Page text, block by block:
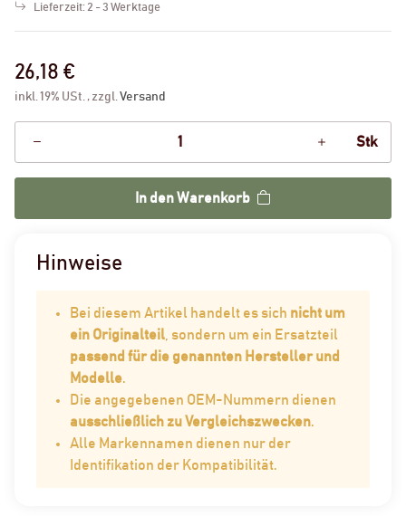
Lieferzeit: 2 - 3 Werktage
26,18 €
inkl. 19% USt. , zzgl. Versand
Stk
In den Warenkorb
Hinweise
Bei diesem Artikel handelt es sich nicht um
ein Originalteil , sondern um ein Ersatzteil
passend für die genannten Hersteller und
Modelle.
Die angegebenen OEM-Nummern dienen
ausschließlich zu Vergleichszwecken.
Alle Markennamen dienen nur der
Identifikation der Kompatibilität.